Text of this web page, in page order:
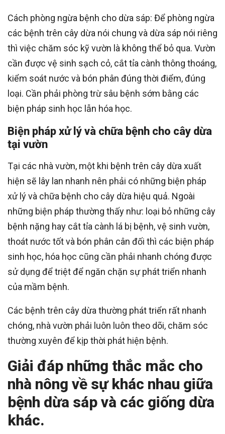
Cách phòng ngừa bệnh cho dừa sáp: Để phòng ngừa
các bệnh trên cây dừa nói chung và dừa sáp nói riêng
thì việc chăm sóc kỹ vườn là không thể bỏ qua. Vườn
cần được vệ sinh sạch cỏ, cắt tỉa cành thông thoáng,
kiểm soát nước và bón phân đúng thời điểm, đúng
loại. Cần phải phòng trừ sâu bệnh sớm bằng các
biện pháp sinh học lẫn hóa học.
Biện pháp xử lý và chữa bệnh cho cây dừa
tại vườn
Tại các nhà vườn, một khi bệnh trên cây dừa xuất
hiện sẽ lây lan nhanh nên phải có những biện pháp
xử lý và chữa bệnh cho cây dừa hiệu quả. Ngoài
những biện pháp thường thấy như: loại bỏ những cây
bệnh nặng hay cắt tỉa cành lá bị bệnh, vệ sinh vườn,
thoát nước tốt và bón phân cân đối thì các biện pháp
sinh học, hóa học cũng cần phải nhanh chóng được
sử dụng để triệt để ngăn chặn sự phát triển nhanh
của mầm bệnh.
Các bệnh trên cây dừa thường phát triển rất nhanh
chóng, nhà vườn phải luôn luôn theo dõi, chăm sóc
thường xuyên để kịp thời phát hiện bệnh.
Giải đáp những thắc mắc cho
nhà nông về sự khác nhau giữa
bệnh dừa sáp và các giống dừa
khác.